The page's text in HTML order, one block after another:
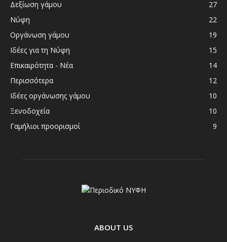
Δεξίωση γάμου
27
Νύφη
22
Οργάνωση γάμου
19
Ιδέες για τη Νύφη
15
Επικαιρότητα - Νέα
14
Περισσότερα
12
Ιδέες οργάνωσης γάμου
10
Ξενοδοχεία
10
Γαμήλιοι προορισμοί
9
ABOUT US